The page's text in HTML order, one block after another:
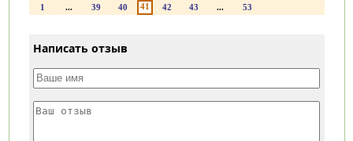
1 ... 39 40 41 42 43 ... 53
Написать отзыв